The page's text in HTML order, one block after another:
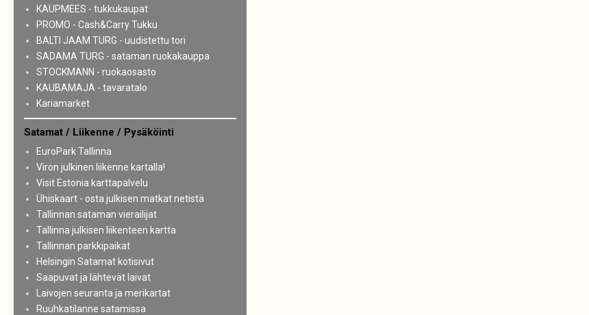
KAUPMEES - tukkukaupat
PROMO - Cash&Carry Tukku
BALTI JAAM TURG - uudistettu tori
SADAMA TURG - sataman ruokakauppa
STOCKMANN - ruokaosasto
KAUBAMAJA - tavaratalo
Kariamarket
Satamat / Liikenne / Pysäköinti
EuroPark Tallinna
Viron julkinen liikenne kartalla!
Visit Estonia karttapalvelu
Ühiskaart - osta julkisen matkat netistä
Tallinnan sataman vierailijat
Tallinna julkisen liikenteen kartta
Tallinnan parkkipaikat
Helsingin Satamat kotisivut
Saapuvat ja lähtevät laivat
Laivojen seuranta ja merikartat
Ruuhkatilanne satamissa